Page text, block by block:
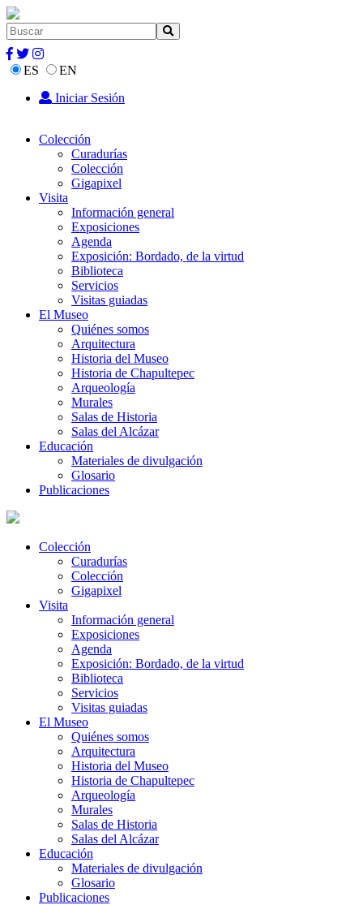
ES
EN
Iniciar Sesión
Colección
Curadurías
Colección
Gigapixel
Visita
Información general
Exposiciones
Agenda
Exposición: Bordado, de la virtud
Biblioteca
Servicios
Visitas guiadas
El Museo
Quiénes somos
Arquitectura
Historia del Museo
Historia de Chapultepec
Arqueología
Murales
Salas de Historia
Salas del Alcázar
Educación
Materiales de divulgación
Glosario
Publicaciones
Colección
Curadurías
Colección
Gigapixel
Visita
Información general
Exposiciones
Agenda
Exposición: Bordado, de la virtud
Biblioteca
Servicios
Visitas guiadas
El Museo
Quiénes somos
Arquitectura
Historia del Museo
Historia de Chapultepec
Arqueología
Murales
Salas de Historia
Salas del Alcázar
Educación
Materiales de divulgación
Glosario
Publicaciones